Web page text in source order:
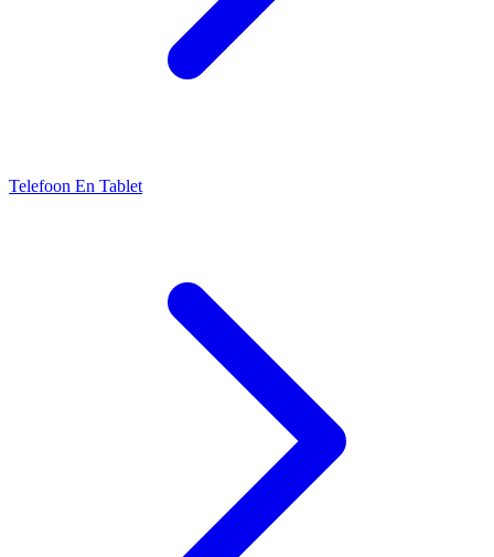
Telefoon En Tablet